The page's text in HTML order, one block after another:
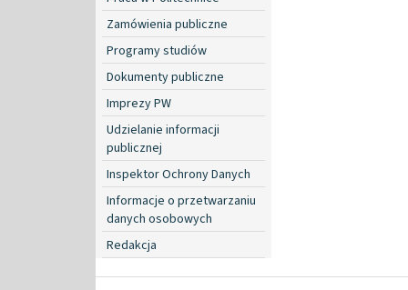
Zamówienia publiczne
Programy studiów
Dokumenty publiczne
Imprezy PW
Udzielanie informacji
publicznej
Inspektor Ochrony Danych
Informacje o przetwarzaniu
danych osobowych
Redakcja